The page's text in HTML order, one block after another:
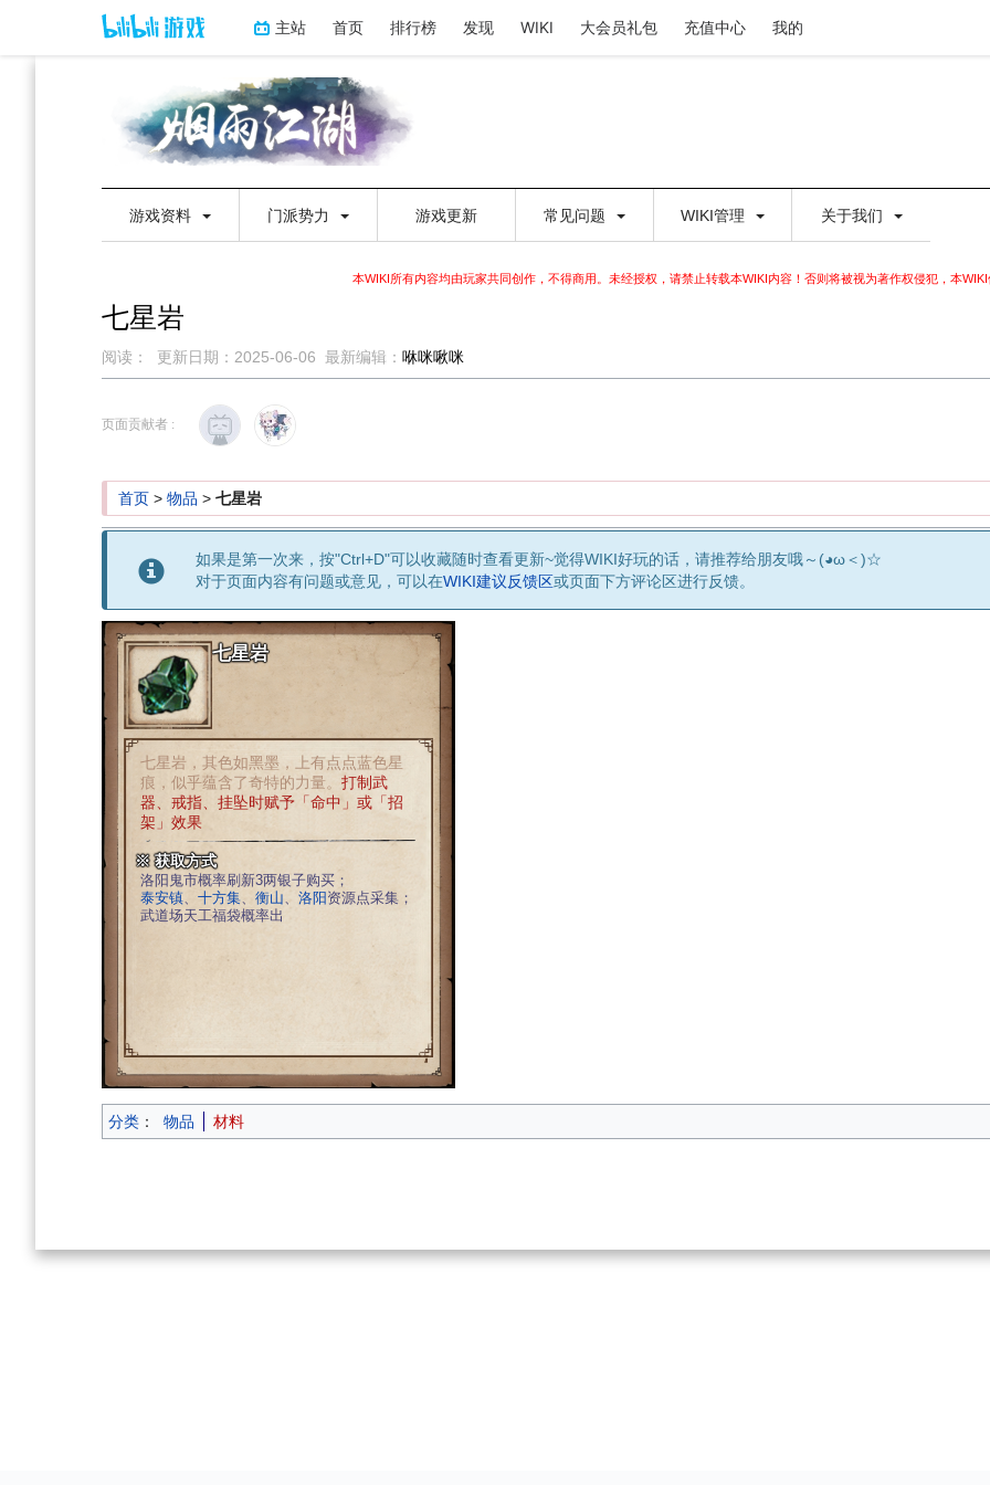
主站 首页 排行榜 发现 WIKI 大会员礼包 充值中心 我的
游戏资料 门派势力 游戏更新 常见问题 WIKI管理 关于我们
本WIKI所有内容均由玩家共同创作，不得商用。未经授权，请禁止转载本WIKI内容！否则将被视为著作权侵犯，本WIKI
七星岩
阅读： 更新日期： 2025-06-06 最新编辑： 咻咪啾咪
到
到
页面贡献者 :
首页 > 物品 > 七星岩
如果是第一次来，按"Ctrl+D"可以收藏随时查看更新~觉得WIKI好玩的话，请推荐给朋友哦～(◕ω＜)☆
对于页面内容有问题或意见，可以在WIKI建议反馈区或页面下方评论区进行反馈。
七星岩
七星岩，其色如黑墨，上有点点蓝色星
痕，似乎蕴含了奇特的力量。 打制武
器、戒指、挂坠时赋予「命中」或「招
架」效果
※ 获取方式
洛阳鬼市概率刷新3两银子购买；
泰安镇
十方集 衡山 洛阳 资源点采集；
武道场天工福袋概率出
分类 ： 物品 材料